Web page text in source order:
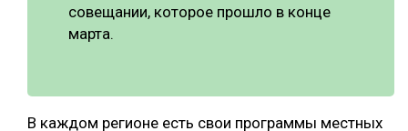
совещании, которое прошло в конце
марта.
В каждом регионе есть свои программы местных